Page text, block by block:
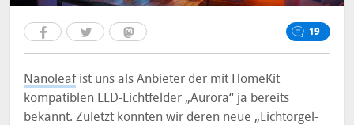
19
Nanoleafist uns als Anbieter der mit HomeKit
kompatiblen LED-Lichtfelder „Aurora“ ja bereits
bekannt. Zuletzt konnten wir deren neue „Lichtorgel-